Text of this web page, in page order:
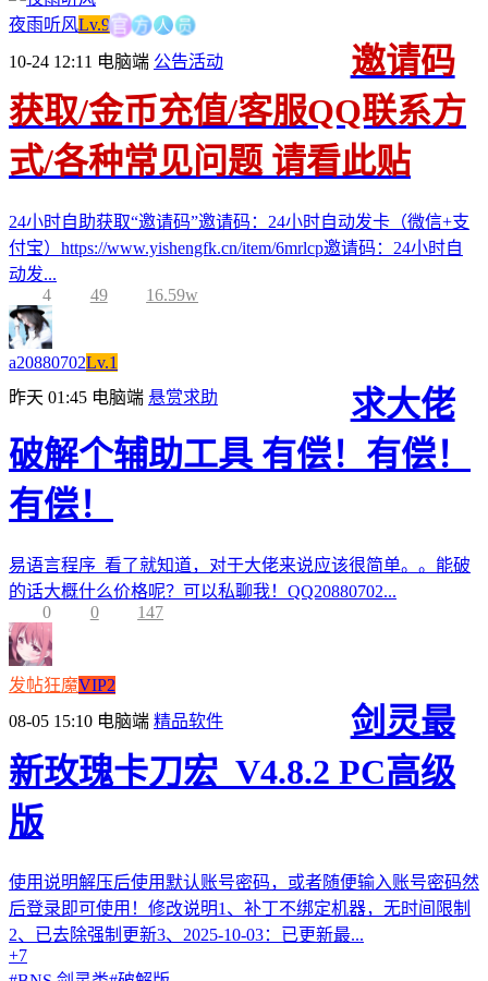
夜雨听风Lv.9官方人员
10-24 12:11 电脑端 公告活动
邀请码
获取/金币充值/客服QQ联系方
式/各种常见问题 请看此贴
24小时自助获取“邀请码”邀请码：24小时自动发卡（微信+支
付宝）https://www.yishengfk.cn/item/6mrlcp邀请码：24小时自
动发...
4
49 16.59w
a20880702Lv.1
昨天 01:45 电脑端 悬赏求助
求大佬
破解个辅助工具 有偿！有偿！
有偿！
易语言程序 看了就知道，对于大佬来说应该很简单。。能破
的话大概什么价格呢？可以私聊我！QQ20880702...
0
0 147
发帖狂魔VIP2
08-05 15:10 电脑端 精品软件
剑灵最
新玫瑰卡刀宏_V4.8.2 PC高级
版
使用说明解压后使用默认账号密码，或者随便输入账号密码然
后登录即可使用！修改说明1、补丁不绑定机器，无时间限制
2、已去除强制更新3、2025-10-03：已更新最...
+7